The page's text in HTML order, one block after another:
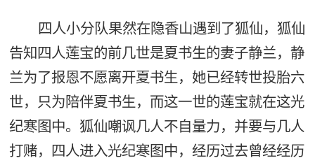
四人小分队果然在隐香山遇到了狐仙，狐仙
告知四人莲宝的前几世是夏书生的妻子静兰，静
兰为了报恩不愿离开夏书生，她已经转世投胎六
世，只为陪伴夏书生，而这一世的莲宝就在这光
纪寒图中。狐仙嘲讽几人不自量力，并要与几人
打赌，四人进入光纪寒图中，经历过去曾经经历